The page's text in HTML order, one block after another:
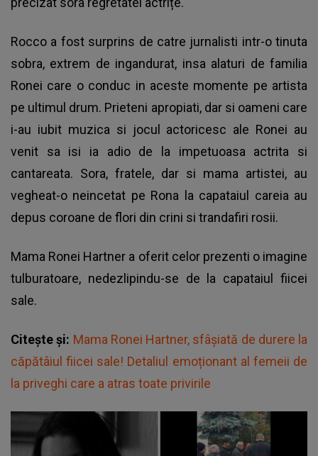
Rocco a fost surprins de catre jurnalisti intr-o tinuta
sobra, extrem de ingandurat, insa alaturi de familia
Ronei care o conduc in aceste momente pe artista
pe ultimul drum. Prieteni apropiati, dar si oameni care
i-au iubit muzica si jocul actoricesc ale Ronei au
venit sa isi ia adio de la impetuoasa actrita si
cantareata. Sora, fratele, dar si mama artistei, au
vegheat-o neincetat pe Rona la capataiul careia au
depus coroane de flori din crini si trandafiri rosii.
Mama Ronei Hartner a oferit celor prezenti o imagine
tulburatoare, nedezlipindu-se de la capataiul fiicei
sale.
Citește și: Mama Ronei Hartner, sfâșiată de durere la
căpătâiul fiicei sale! Detaliul emoționant al femeii de
la priveghi care a atras toate privirile